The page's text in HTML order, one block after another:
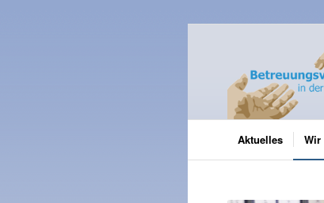
Aktuelles Wir